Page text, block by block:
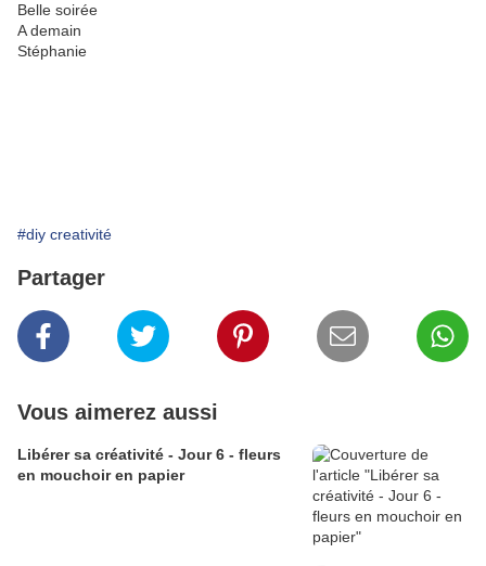
Belle soirée
A demain
Stéphanie
#diy creativité
Partager
Vous aimerez aussi
Libérer sa créativité - Jour 6 - fleurs
en mouchoir en papier